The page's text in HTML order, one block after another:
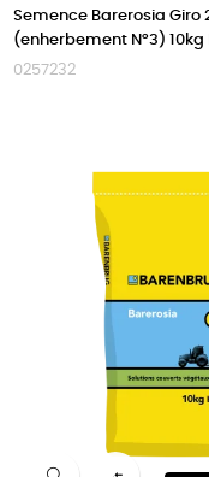
Semence Barerosia Giro
(enherbement N°3) 10kg
0257232